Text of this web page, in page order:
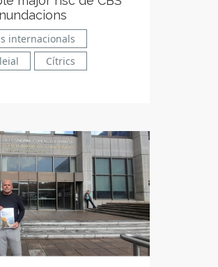
internacionals
Cítrics